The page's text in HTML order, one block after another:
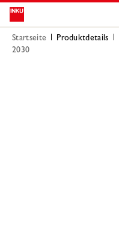
Startseite Produktdetails
2030